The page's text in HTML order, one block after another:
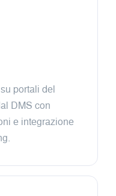
portali del
DMS con
e integrazione